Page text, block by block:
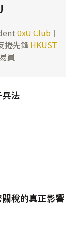
0xU Club ｜
捲先鋒 HKUST
員
法
稅的真正影響